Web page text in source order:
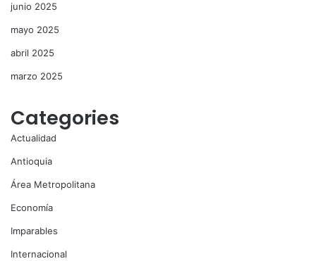
junio 2025
mayo 2025
abril 2025
marzo 2025
Categories
Actualidad
Antioquia
Área Metropolitana
Economía
Imparables
Internacional